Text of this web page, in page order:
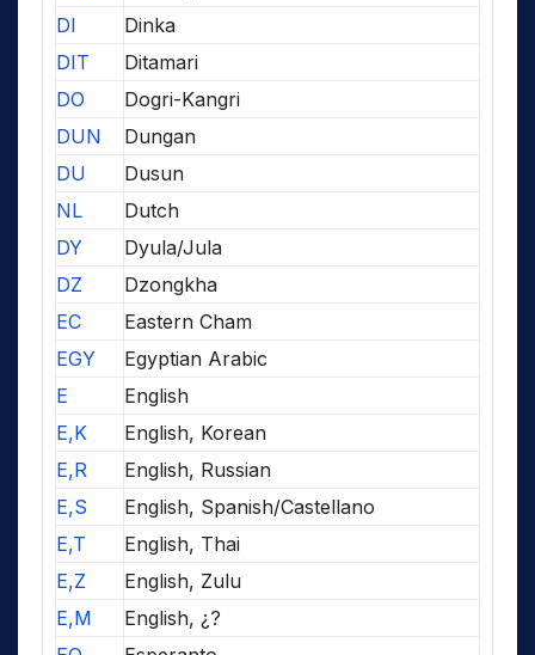
DI
Dinka
DIT
Ditamari
DO
Dogri-Kangri
DUN
Dungan
DU
Dusun
NL
Dutch
DY
Dyula/Jula
DZ
Dzongkha
EC
Eastern Cham
EGY
Egyptian Arabic
E
English
E,K
English, Korean
E,R
English, Russian
E,S
English, Spanish/Castellano
E,T
English, Thai
E,Z
English, Zulu
E,M
English, ¿?